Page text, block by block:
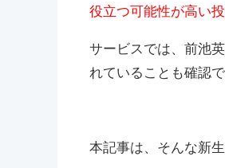
役立つ可能性が高い
サービスでは、前池
れていることも確認で
本記事は、そんな新